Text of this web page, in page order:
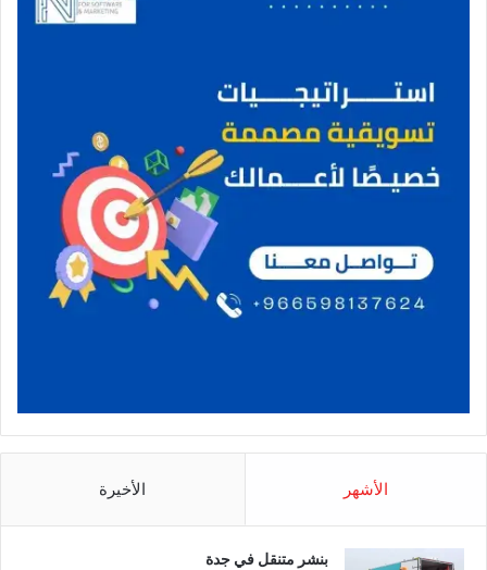
الأشهر الأخيرة
بنشر متنقل في جدة